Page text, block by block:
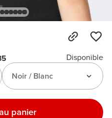
Disponible
Noir / Blanc
panier